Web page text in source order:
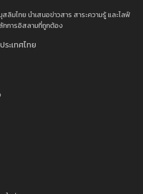
ลิมไทย นำเสนอข่าวสาร สาระความรู้ และไลฟ์
กการอิสลามที่ถูกต้อง
ะเทศไทย